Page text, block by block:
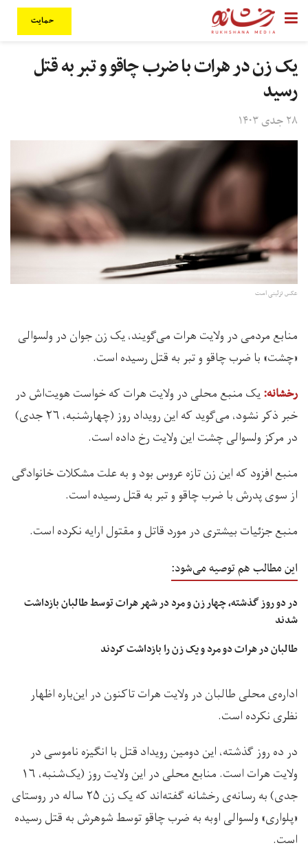
حمایت
یک زن در هرات با ضرب چاقو و تبر به قتل
رسید
۲۸ جدی ۱۴۰۳
عکس تزئینی است
منابع مردمی در ولایت هرات می‌گویند، یک زن جوان در ولسوالی
«چشت» با ضرب چاقو و تبر به قتل رسیده است.
رخشانه:یک منبع محلی در ولایت هرات که خواست هویت‌اش در
خبر ذکر نشود، می‌گوید که این رویداد روز (چهارشنبه، ۲۶ جدی)
در مرکز ولسوالی چشت این ولایت رخ داده است.
منبع افزود که این زن تازه عروس بود و به‌ علت مشکلات خانوادگی
از سوی پدرش با ضرب چاقو و تبر به‌ قتل رسیده است.
منبع جزئیات بیشتری در مورد قاتل و مقتول ارایه نکرده است.
این مطالب هم توصیه می‌شود:
در دو روز گذشته، چهار زن و مرد در شهر هرات توسط طالبان بازداشت
شدند
طالبان در هرات دو مرد و یک زن را بازداشت کردند
اداره‌ی محلی طالبان در ولایت هرات تاکنون در این‌باره اظهار
نظری نکرده است.
در ده روز گذشته، این دومین رویداد قتل با انگیزه ناموسی در
ولایت هرات است. منابع محلی در این ولایت روز (یک‌شنبه، ۱۶
جدی) به رسانه‌ی رخشانه گفته‌اند که یک زن ۲۵ ساله در روستای
«پلواری» ولسوالی اوبه به ضرب چاقو توسط شوهرش به قتل رسیده
است.